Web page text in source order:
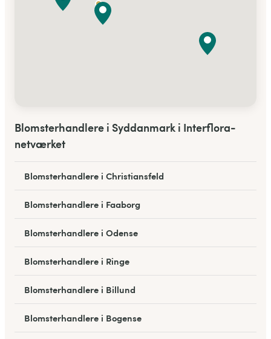
Blomsterhandlere i Syddanmark i Interflora-
netværket
Blomsterhandlere i Christiansfeld
Blomsterhandlere i Faaborg
Blomsterhandlere i Odense
Blomsterhandlere i Ringe
Blomsterhandlere i Billund
Blomsterhandlere i Bogense